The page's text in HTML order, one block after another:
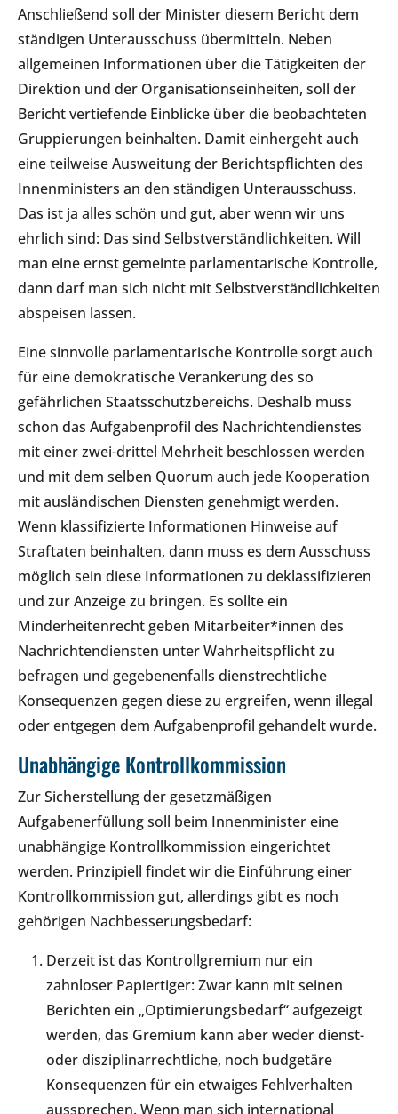
Anschließend soll der Minister diesem Bericht dem
ständigen Unterausschuss übermitteln. Neben
allgemeinen Informationen über die Tätigkeiten der
Direktion und der Organisationseinheiten, soll der
Bericht vertiefende Einblicke über die beobachteten
Gruppierungen beinhalten. Damit einhergeht auch
eine teilweise Ausweitung der Berichtspflichten des
Innenministers an den ständigen Unterausschuss.
Das ist ja alles schön und gut, aber wenn wir uns
ehrlich sind: Das sind Selbstverständlichkeiten. Will
man eine ernst gemeinte parlamentarische Kontrolle,
dann darf man sich nicht mit Selbstverständlichkeiten
abspeisen lassen.
Eine sinnvolle parlamentarische Kontrolle sorgt auch
für eine demokratische Verankerung des so
gefährlichen Staatsschutzbereichs. Deshalb muss
schon das Aufgabenprofil des Nachrichtendienstes
mit einer zwei-drittel Mehrheit beschlossen werden
und mit dem selben Quorum auch jede Kooperation
mit ausländischen Diensten genehmigt werden.
Wenn klassifizierte Informationen Hinweise auf
Straftaten beinhalten, dann muss es dem Ausschuss
möglich sein diese Informationen zu deklassifizieren
und zur Anzeige zu bringen. Es sollte ein
Minderheitenrecht geben Mitarbeiter*innen des
Nachrichtendiensten unter Wahrheitspflicht zu
befragen und gegebenenfalls dienstrechtliche
Konsequenzen gegen diese zu ergreifen, wenn illegal
oder entgegen dem Aufgabenprofil gehandelt wurde.
Unabhängige Kontrollkommission
Zur Sicherstellung der gesetzmäßigen
Aufgabenerfüllung soll beim Innenminister eine
unabhängige Kontrollkommission eingerichtet
werden. Prinzipiell findet wir die Einführung einer
Kontrollkommission gut, allerdings gibt es noch
gehörigen Nachbesserungsbedarf:
Derzeit ist das Kontrollgremium nur ein
zahnloser Papiertiger: Zwar kann mit seinen
Berichten ein „Optimierungsbedarf“ aufgezeigt
werden, das Gremium kann aber weder dienst-
oder disziplinarrechtliche, noch budgetäre
Konsequenzen für ein etwaiges Fehlverhalten
aussprechen. Wenn man sich international